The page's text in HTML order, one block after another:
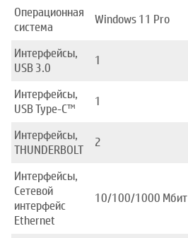
Операционная
система
Windows 11 Pro
Интерфейсы,
USB 3.0
1
Интерфейсы,
USB Type-C™
1
Интерфейсы,
THUNDERBOLT
2
Интерфейсы,
Сетевой
интерфейс
Ethernet
10/100/1000 Mбит